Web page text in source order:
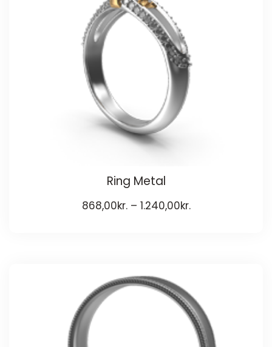
Ring Metal
868,00kr.– 1.240,00kr.